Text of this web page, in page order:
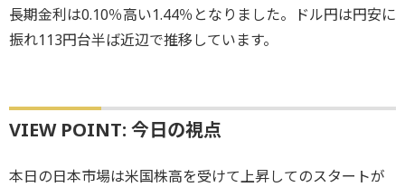
長期金利は0.10％高い1.44％となりました。ドル円は円安に
振れ113円台半ば近辺で推移しています。
VIEW POINT: 今日の視点
本日の日本市場は米国株高を受けて上昇してのスタートが